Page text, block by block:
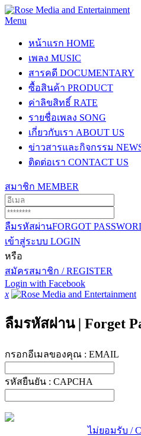
Menu
หน้าแรก HOME
เพลง MUSIC
สารคดี DOCUMENTARY
ซื้อสินค้า PRODUCT
ค่าลิขสิทธิ์ RATE
รายชื่อเพลง SONG
เกี่ยวกับเรา ABOUT US
ข่าวสารและกิจกรรม
ติดต่อเรา CONTACT US
สมาชิก MEMBER
ลืมรหัสผ่านFORGOT
เข้าสู่ระบบ LOGIN
หรือ
สมัครสมาชิก / REGISTER
Login with Facebook
x
ลืมรหัสผ่าน | Forget
กรอกอีเมลของคุณ : EMAIL
รหัสยืนยัน : CAPCHA
ไม่ยอมรับ /